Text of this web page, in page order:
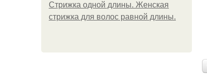
Стрижка одной длины. Женская
стрижка для волос равной длины.